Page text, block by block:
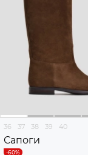
36 37 38 39 40
Сапоги